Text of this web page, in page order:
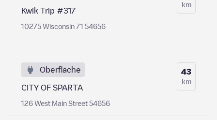
Kwik Trip #317
10275 Wisconsin 71 54656
km
Oberfläche
CITY OF SPARTA
126 West Main Street 54656
43
km